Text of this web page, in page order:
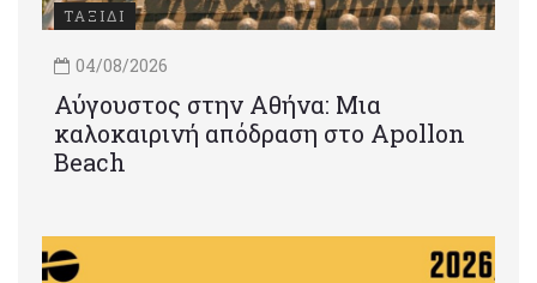
ΤΑΞΙΔΙ
04/08/2026
Αύγουστος στην Αθήνα: Μια
καλοκαιρινή απόδραση στο Apollon
Beach